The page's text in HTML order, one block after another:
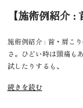
【施術例紹介 :
施術例紹介 : 首・肩こ
さ。ひどい時は頭痛も
試したりするも、
続きを読む